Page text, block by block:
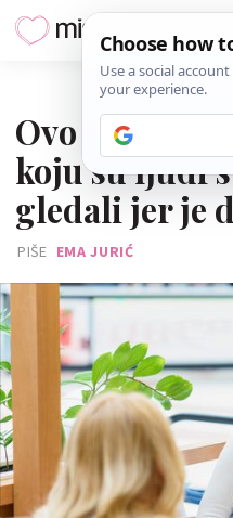
Ovo je
koju su ljudi
gledali jer je
PIŠE EMA JURIĆ